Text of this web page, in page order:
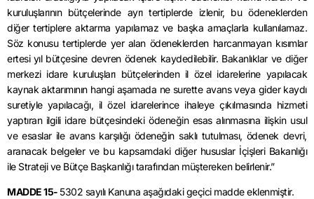
kuruluşlarının bütçelerinde ayrı tertiplerde izlenir, bu ödeneklerden
diğer tertiplere aktarma yapılamaz ve başka amaçlarla kullanılamaz.
Söz konusu tertiplerde yer alan ödeneklerden harcanmayan kısımlar
ertesi yıl bütçesine devren ödenek kaydedilebilir. Bakanlıklar ve diğer
merkezi idare kuruluşları bütçelerinden il özel idarelerine yapılacak
kaynak aktarımının hangi aşamada ne surette avans veya gider kaydı
suretiyle yapılacağı, il özel idarelerince ihaleye çıkılmasında hizmeti
yaptıran ilgili idare bütçesindeki ödeneğin esas alınmasına ilişkin usul
ve esaslar ile avans karşılığı ödeneğin saklı tutulması, ödenek devri,
aranacak belgeler ve bu kapsamdaki diğer hususlar İçişleri Bakanlığı
ile Strateji ve Bütçe Başkanlığı tarafından müştereken belirlenir.”
MADDE 15- 5302 sayılı Kanuna aşağıdaki geçici madde eklenmiştir.